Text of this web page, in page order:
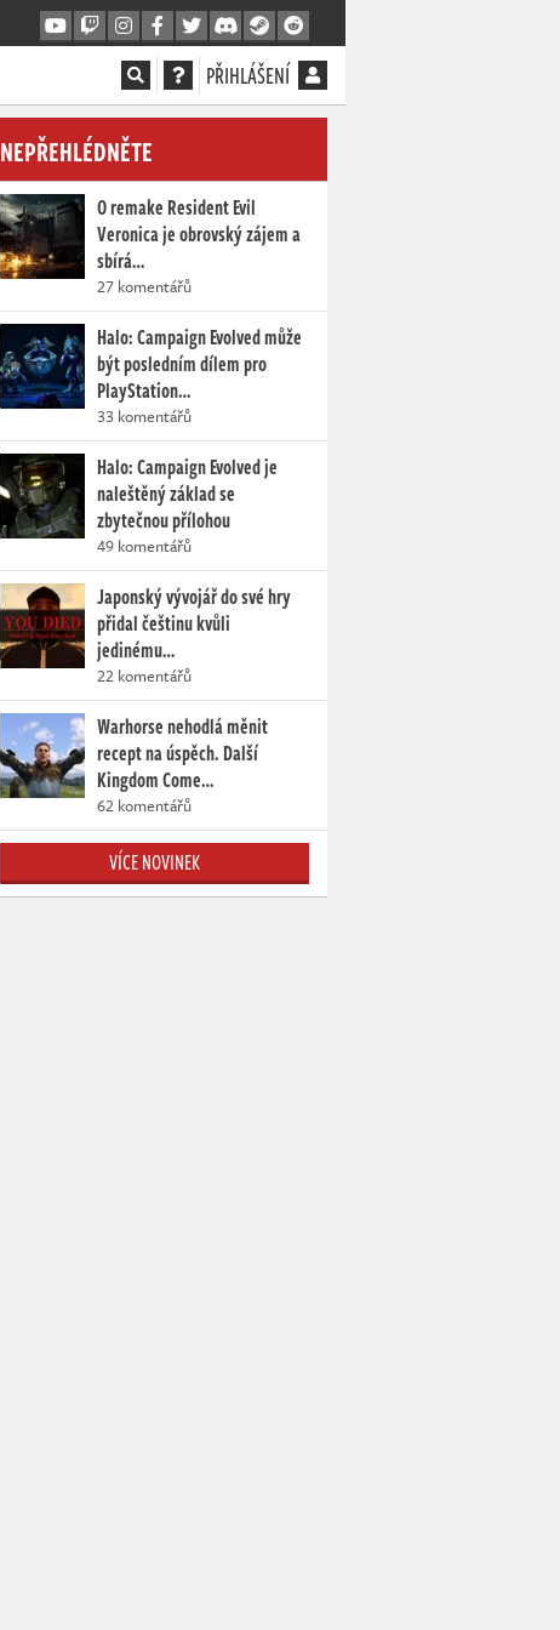
PŘIHLÁŠENÍ
NEPŘEHLÉDNĚTE
O remake Resident Evil
Veronica je obrovský zájem a
sbírá…
27 komentářů
Halo: Campaign Evolved může
být posledním dílem pro
PlayStation…
33 komentářů
Halo: Campaign Evolved je
naleštěný základ se
zbytečnou přílohou
49 komentářů
Japonský vývojář do své hry
přidal češtinu kvůli
jedinému…
22 komentářů
Warhorse nehodlá měnit
recept na úspěch. Další
Kingdom Come…
62 komentářů
VÍCE NOVINEK